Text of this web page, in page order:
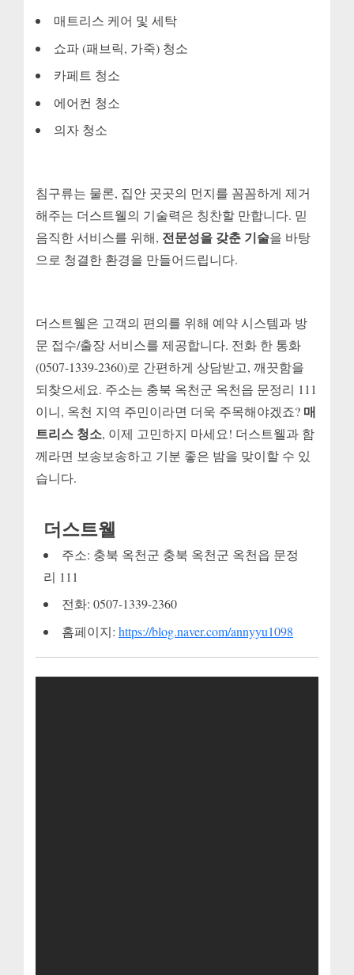
매트리스 케어 및 세탁
쇼파 (패브릭, 가죽) 청소
카페트 청소
에어컨 청소
의자 청소
침구류는 물론, 집안 곳곳의 먼지를 꼼꼼하게 제거
해주는 더스트웰의 기술력은 칭찬할 만합니다. 믿
음직한 서비스를 위해, 전문성을 갖춘 기술을 바탕
으로 청결한 환경을 만들어드립니다.
더스트웰은 고객의 편의를 위해 예약 시스템과 방
문 접수/출장 서비스를 제공합니다. 전화 한 통화
(0507-1339-2360)로 간편하게 상담받고, 깨끗함을
되찾으세요. 주소는 충북 옥천군 옥천읍 문정리 111
이니, 옥천 지역 주민이라면 더욱 주목해야겠죠? 매
트리스 청소, 이제 고민하지 마세요! 더스트웰과 함
께라면 보송보송하고 기분 좋은 밤을 맞이할 수 있
습니다.
더스트웰
주소: 충북 옥천군 충북 옥천군 옥천읍 문정
리 111
전화: 0507-1339-2360
홈페이지: https://blog.naver.com/annyyu1098